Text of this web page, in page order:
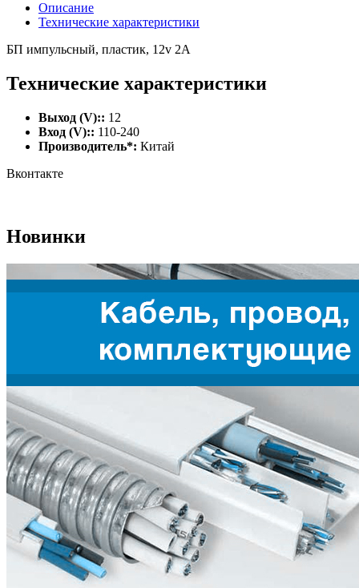
Описание
Технические характеристики
БП импульсный, пластик, 12v 2A
Технические характеристики
Выход (V):: 12
Вход (V):: 110-240
Производитель*: Китай
Вконтакте
Новинки